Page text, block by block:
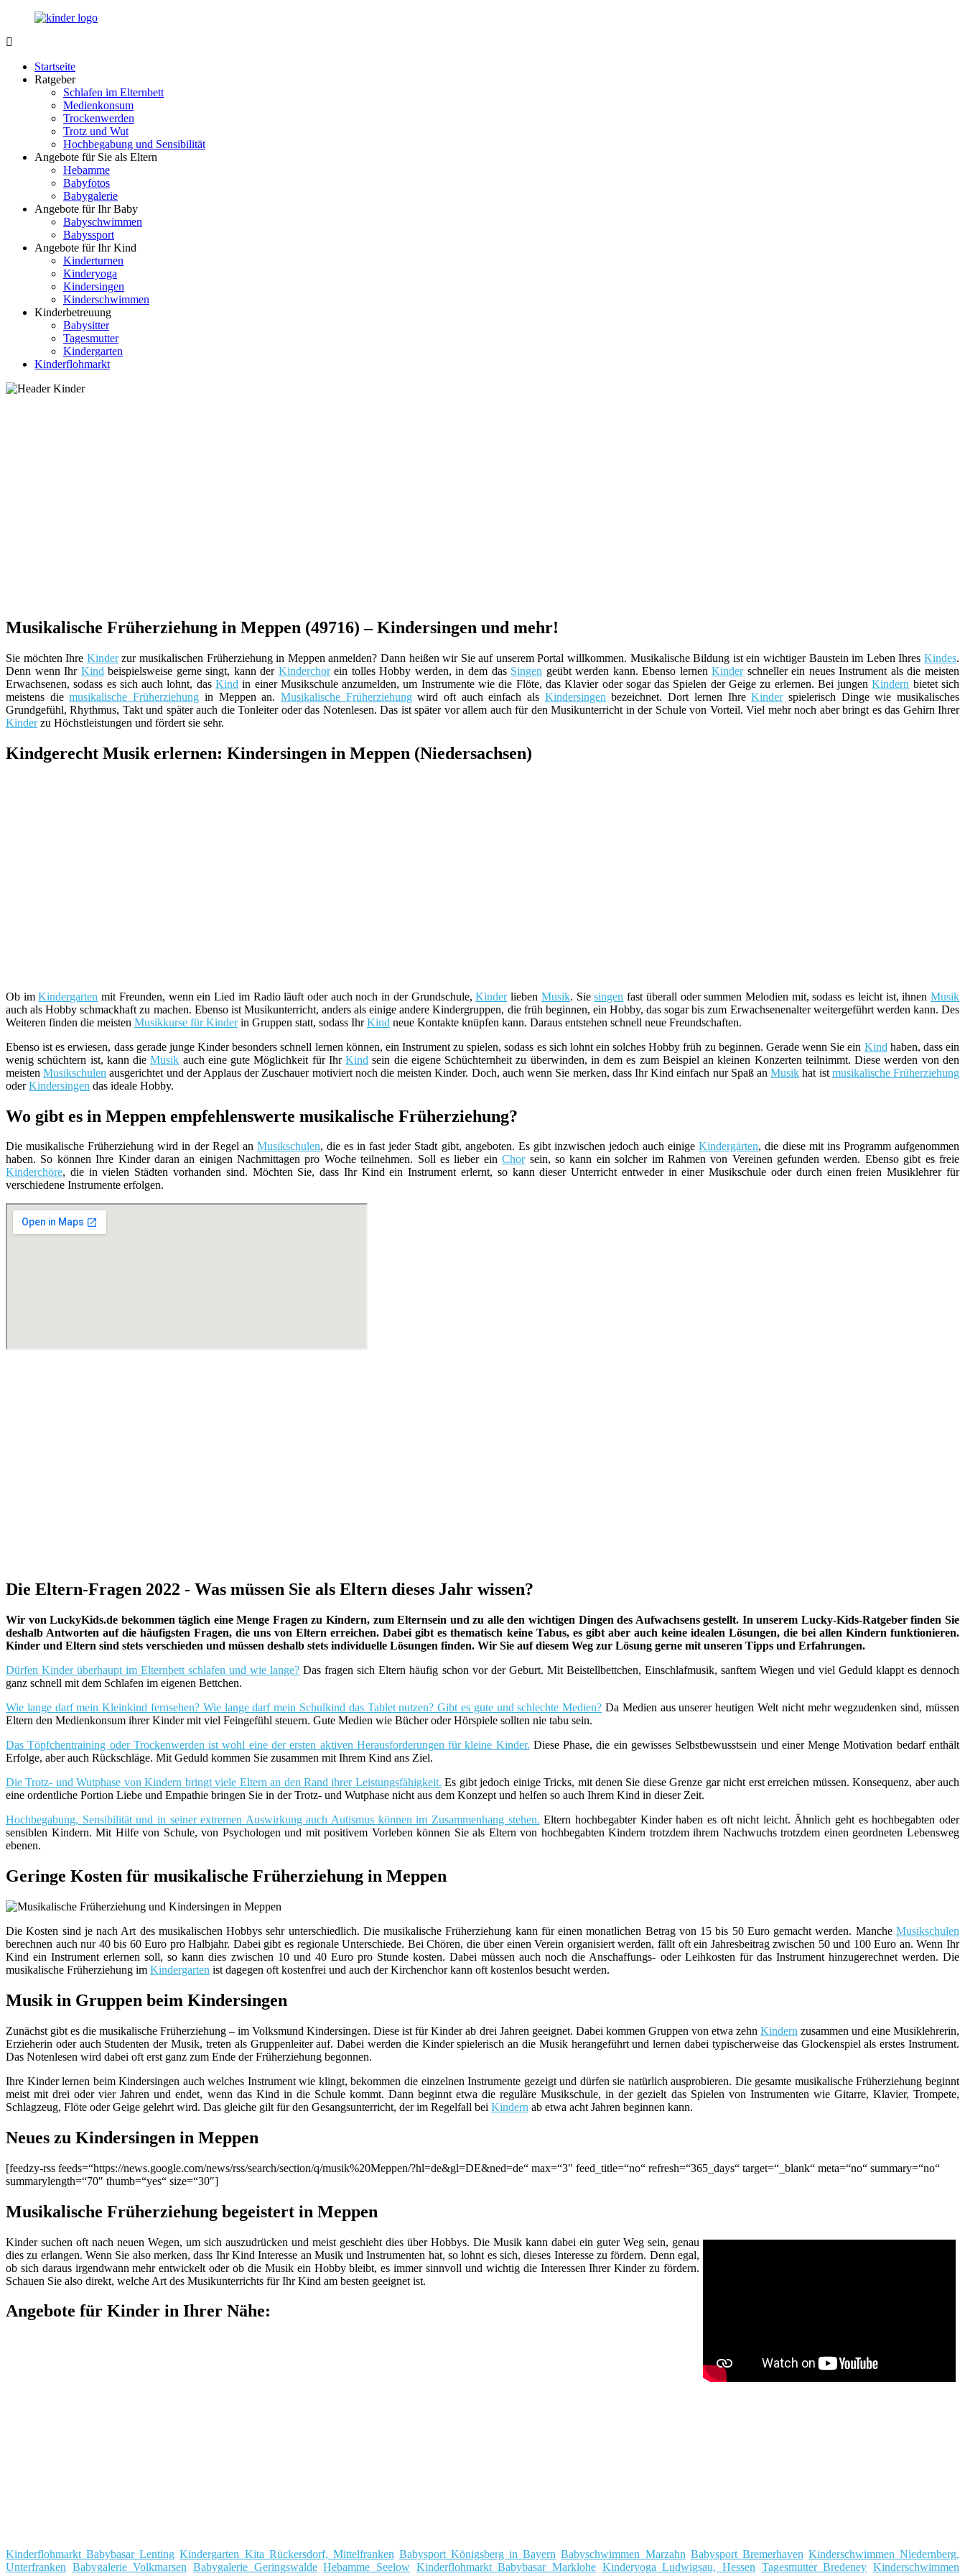
Zurück
Inhalt
Portal
Nachwuchs
Startseite
Ratgeber
Schlafen im Elternbett
Medienkonsum
Trockenwerden
Trotz und Wut
Hochbegabung und Sensibilität
Angebote für Sie als Eltern
Hebamme
Babyfotos
Babygalerie
Angebote für Ihr Baby
Babyschwimmen
Babyssport
Angebote für Ihr Kind
Kinderturnen
Kinderyoga
Kindersingen
Kinderschwimmen
Kinderbetreuung
Babysitter
Tagesmutter
Kindergarten
Kinderflohmarkt
Musikalische Früherziehung in Meppen (49716) – Kindersingen und mehr!
Sie möchten Ihre Kinderzur musikalischen Früherziehung in Meppen anmelden? Dann heißen wir Sie auf unserem Portal willkommen. Musikalische Bildung ist ein wichtiger Baustein im Leben IhresKindes.
Denn wenn Ihr Kind beispielsweise gerne singt, kann der Kinderchorein tolles Hobby werden, in dem das Singen geübt werden kann. Ebenso lernenKinderschneller ein neues Instrument als die meisten
Erwachsenen, sodass es sich auch lohnt, dasKind in einer Musikschule anzumelden, um Instrumente wie die Flöte, das Klavier oder sogar das Spielen der Geige zu erlernen. Bei jungenKindern bietet sich
meistens diemusikalische Früherziehung in Meppen an. Musikalische Früherziehungwird oft auch einfach als Kindersingen bezeichnet. Dort lernen IhreKinderspielerisch Dinge wie musikalisches
Grundgefühl, Rhythmus, Takt und später auch die Tonleiter oder das Notenlesen. Das ist später vor allem auch für den Musikunterricht in der Schule von Vorteil. Viel mehr noch aber bringt es das Gehirn Ihrer
Kinderzu Höchstleistungen und fördert sie sehr.
Kindgerecht Musik erlernen: Kindersingen in Meppen (Niedersachsen)
Ob imKindergarten mit Freunden, wenn ein Lied im Radio läuft oder auch noch in der Grundschule,Kinderlieben Musik. Siesingen fast überall oder summen Melodien mit, sodass es leicht ist, ihnenMusik
auch als Hobby schmackhaft zu machen. Ebenso ist Musikunterricht, anders als einige andere Kindergruppen, die früh beginnen, ein Hobby, das sogar bis zum Erwachsenenalter weitergeführt werden kann. Des
Weiteren finden die meisten Musikkurse für Kinderin Gruppen statt, sodass IhrKind neue Kontakte knüpfen kann. Daraus entstehen schnell neue Freundschaften.
Ebenso ist es erwiesen, dass gerade junge Kinder besonders schnell lernen können, ein Instrument zu spielen, sodass es sich lohnt ein solches Hobby früh zu beginnen. Gerade wenn Sie ein Kind haben, dass ein
wenig schüchtern ist, kann dieMusik auch eine gute Möglichkeit für IhrKind sein die eigene Schüchternheit zu überwinden, in dem es zum Beispiel an kleinen Konzerten teilnimmt. Diese werden von den
meistenMusikschulen ausgerichtet und der Applaus der Zuschauer motiviert noch die meisten Kinder. Doch, auch wenn Sie merken, dass Ihr Kind einfach nur Spaß anMusik hat ist musikalische Früherziehung
oderKindersingen das ideale Hobby.
Wo gibt es in Meppen empfehlenswerte musikalische Früherziehung?
Die musikalische Früherziehung wird in der Regel an Musikschulen, die es in fast jeder Stadt gibt, angeboten. Es gibt inzwischen jedoch auch einigeKindergärten, die diese mit ins Programm aufgenommen
haben. So können Ihre Kinder daran an einigen Nachmittagen pro Woche teilnehmen. Soll es lieber einChorsein, so kann ein solcher im Rahmen von Vereinen gefunden werden. Ebenso gibt es freie
Kinderchöre, die in vielen Städten vorhanden sind. Möchten Sie, dass Ihr Kind ein Instrument erlernt, so kann dieser Unterricht entweder in einer Musikschule oder durch einen freien Musiklehrer für
verschiedene Instrumente erfolgen.
Die Eltern-Fragen 2022 - Was müssen Sie als Eltern dieses Jahr wissen?
Wir von LuckyKids.de bekommen täglich eine Menge Fragen zu Kindern, zum Elternsein und zu alle den wichtigen Dingen des Aufwachsens gestellt. In unserem Lucky-Kids-Ratgeber finden Sie
deshalb Antworten auf die häufigsten Fragen, die uns von Eltern erreichen. Dabei gibt es thematisch keine Tabus, es gibt aber auch keine idealen Lösungen, die bei allen Kindern funktionieren.
Kinder und Eltern sind stets verschieden und müssen deshalb stets individuelle Lösungen finden. Wir Sie auf diesem Weg zur Lösung gerne mit unseren Tipps und Erfahrungen.
Dürfen Kinder überhaupt im Elternbett schlafen und wie lange? Das fragen sich Eltern häufig schon vor der Geburt. Mit Beistellbettchen, Einschlafmusik, sanftem Wiegen und viel Geduld klappt es dennoch
ganz schnell mit dem Schlafen im eigenen Bettchen.
Wie lange darf mein Kleinkind fernsehen? Wie lange darf mein Schulkind das Tablet nutzen? Gibt es gute und schlechte Medien? Da Medien aus unserer heutigen Welt nicht mehr wegzudenken sind, müssen
Eltern den Medienkonsum ihrer Kinder mit viel Feingefühl steuern. Gute Medien wie Bücher oder Hörspiele sollten nie tabu sein.
Das Töpfchentraining oder Trockenwerden ist wohl eine der ersten aktiven Herausforderungen für kleine Kinder. Diese Phase, die ein gewisses Selbstbewusstsein und einer Menge Motivation bedarf enthält
Erfolge, aber auch Rückschläge. Mit Geduld kommen Sie zusammen mit Ihrem Kind ans Ziel.
Die Trotz- und Wutphase von Kindern bringt viele Eltern an den Rand ihrer Leistungsfähigkeit. Es gibt jedoch einige Tricks, mit denen Sie diese Grenze gar nicht erst erreichen müssen. Konsequenz, aber auch
eine ordentliche Portion Liebe und Empathie bringen Sie in der Trotz- und Wutphase nicht aus dem Konzept und helfen so auch Ihrem Kind in dieser Zeit.
Hochbegabung, Sensibilität und in seiner extremen Auswirkung auch Autismus können im Zusammenhang stehen. Eltern hochbegabter Kinder haben es oft nicht leicht. Ähnlich geht es hochbegabten oder
sensiblen Kindern. Mit Hilfe von Schule, von Psychologen und mit positivem Vorleben können Sie als Eltern von hochbegabten Kindern trotzdem ihrem Nachwuchs trotzdem einen geordneten Lebensweg
ebenen.
Geringe Kosten für musikalische Früherziehung in Meppen
Die Kosten sind je nach Art des musikalischen Hobbys sehr unterschiedlich. Die musikalische Früherziehung kann für einen monatlichen Betrag von 15 bis 50 Euro gemacht werden. Manche Musikschulen
berechnen auch nur 40 bis 60 Euro pro Halbjahr. Dabei gibt es regionale Unterschiede. Bei Chören, die über einen Verein organisiert werden, fällt oft ein Jahresbeitrag zwischen 50 und 100 Euro an. Wenn Ihr
Kind ein Instrument erlernen soll, so kann dies zwischen 10 und 40 Euro pro Stunde kosten. Dabei müssen auch noch die Anschaffungs- oder Leihkosten für das Instrument hinzugerechnet werden. Die
musikalische Früherziehung im Kindergarten ist dagegen oft kostenfrei und auch der Kirchenchor kann oft kostenlos besucht werden.
Musik in Gruppen beim Kindersingen
Zunächst gibt es die musikalische Früherziehung – im Volksmund Kindersingen. Diese ist für Kinder ab drei Jahren geeignet. Dabei kommen Gruppen von etwa zehn Kindern zusammen und eine Musiklehrerin,
Erzieherin oder auch Studenten der Musik, treten als Gruppenleiter auf. Dabei werden die Kinder spielerisch an die Musik herangeführt und lernen dabei typischerweise das Glockenspiel als erstes Instrument.
Das Notenlesen wird dabei oft erst ganz zum Ende der Früherziehung begonnen.
Ihre Kinder lernen beim Kindersingen auch welches Instrument wie klingt, bekommen die einzelnen Instrumente gezeigt und dürfen sie natürlich ausprobieren. Die gesamte musikalische Früherziehung beginnt
meist mit drei oder vier Jahren und endet, wenn das Kind in die Schule kommt. Dann beginnt etwa die reguläre Musikschule, in der gezielt das Spielen von Instrumenten wie Gitarre, Klavier, Trompete,
Schlagzeug, Flöte oder Geige gelehrt wird. Das gleiche gilt für den Gesangsunterricht, der im Regelfall bei Kindern ab etwa acht Jahren beginnen kann.
Neues zu Kindersingen in Meppen
[feedzy-rss feeds=“https://news.google.com/news/rss/search/section/q/musik%20Meppen/?hl=de&gl=DE&ned=de“ max=“3″ feed_title=“no“ refresh=“365_days“ target=“_blank“ meta=“no“ summary=“no“
summarylength=“70″ thumb=“yes“ size=“30″]
Musikalische Früherziehung begeistert in Meppen
Kinder suchen oft nach neuen Wegen, um sich auszudrücken und meist geschieht dies über Hobbys. Die Musik kann dabei ein guter Weg sein, genau
dies zu erlangen. Wenn Sie also merken, dass Ihr Kind Interesse an Musik und Instrumenten hat, so lohnt es sich, dieses Interesse zu fördern. Denn egal,
ob sich daraus irgendwann mehr entwickelt oder ob die Musik ein Hobby bleibt, es immer sinnvoll und wichtig die Interessen Ihrer Kinder zu fördern.
Schauen Sie also direkt, welche Art des Musikunterrichts für Ihr Kind am besten geeignet ist.
Angebote für Kinder in Ihrer Nähe:
Kinderflohmarkt Babybasar Lenting Kindergarten Kita Rückersdorf, Mittelfranken Babysport Königsberg in Bayern Babyschwimmen Marzahn Babysport Bremerhaven Kinderschwimmen Niedernberg,
Unterfranken Babygalerie Volkmarsen Babygalerie Geringswalde Hebamme Seelow Kinderflohmarkt Babybasar Marklohe Kinderyoga Ludwigsau, Hessen Tagesmutter Bredeney Kinderschwimmen